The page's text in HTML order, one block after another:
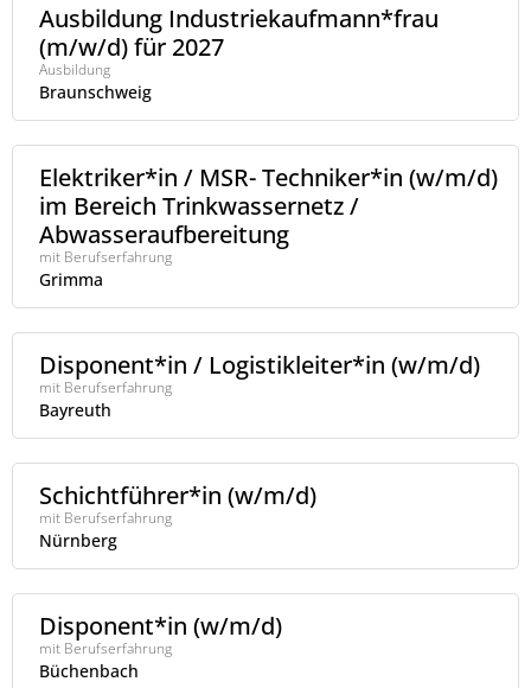
Ausbildung Industriekaufmann*frau
(m/w/d) für 2027
Ausbildung
Braunschweig
Elektriker*in / MSR- Techniker*in (w/m/d)
im Bereich Trinkwassernetz /
Abwasseraufbereitung
mit Berufserfahrung
Grimma
Disponent*in / Logistikleiter*in (w/m/d)
mit Berufserfahrung
Bayreuth
Schichtführer*in (w/m/d)
mit Berufserfahrung
Nürnberg
Disponent*in (w/m/d)
mit Berufserfahrung
Büchenbach